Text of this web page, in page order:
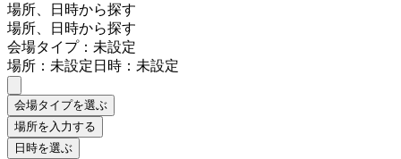
場所、日時から探す
場所、日時から探す
会場タイプ：未設定
場所：未設定日時：未設定
会場タイプを選ぶ
場所を入力する
日時を選ぶ